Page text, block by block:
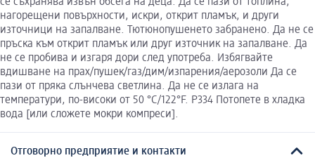
се съхранява извън обсега на деца. Да се пази от топлина,
нагорещени повърхности, искри, открит пламък, и други
източници на запалване. Тютюнопушенето забранено. Да не се
пръска към открит пламък или друг източник на запалване. Да
не се пробива и изгаря дори след употреба. Избягвайте
вдишване на прах/пушек/газ/дим/изпарения/аерозоли Да се
пази от пряка слънчева светлина. Да не се излага на
температури, по-високи от 50 °C/122°F. P334 Потопете в хладка
вода [или сложете мокри компреси].
Отговорно предприятие и контакти